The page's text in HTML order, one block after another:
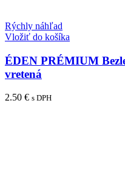
Rýchly náhľad
Vložiť do košíka
ÉDEN PRÉMIUM
vretená
2.50 € s DPH